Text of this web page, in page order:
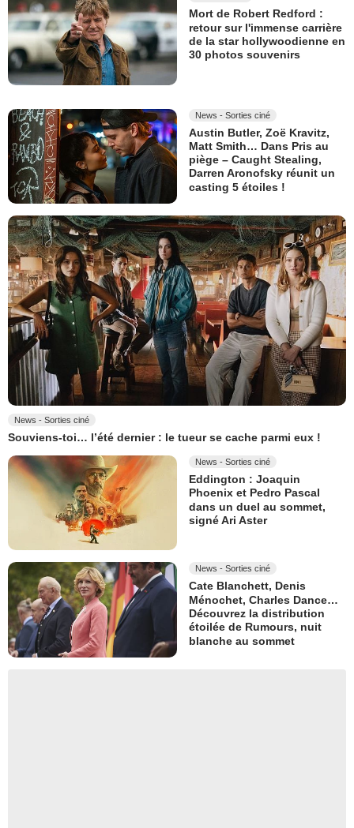
Mort de Robert Redford :
retour sur l'immense carrière
de la star hollywoodienne en
30 photos souvenirs
News - Sorties ciné
Austin Butler, Zoë Kravitz,
Matt Smith… Dans Pris au
piège – Caught Stealing,
Darren Aronofsky réunit un
casting 5 étoiles !
News - Sorties ciné
Souviens-toi… l’été dernier : le tueur se cache parmi eux !
News - Sorties ciné
Eddington : Joaquin
Phoenix et Pedro Pascal
dans un duel au sommet,
signé Ari Aster
News - Sorties ciné
Cate Blanchett, Denis
Ménochet, Charles Dance…
Découvrez la distribution
étoilée de Rumours, nuit
blanche au sommet